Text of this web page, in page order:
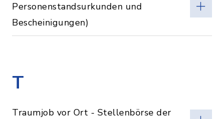
Personenstandsurkunden und
Bescheinigungen)
T
Traumjob vor Ort - Stellenbörse der